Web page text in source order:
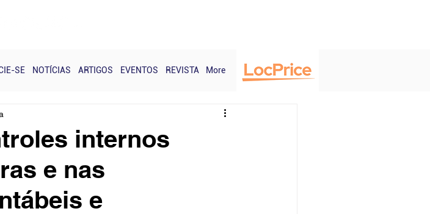
SE NOTÍCIAS ARTIGOS EVENTOS REVISTA More
Notícias Próximos Cursos
internos
e nas
e